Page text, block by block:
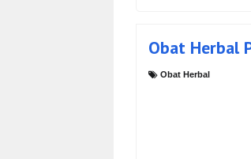
Obat Herbal
Obat Herbal